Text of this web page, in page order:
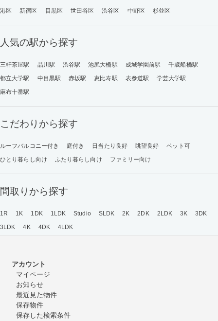
港区 新宿区 目黒区 世田谷区 渋谷区 中野区 杉並区
人気の駅から探す
三軒茶屋駅 品川駅 渋谷駅 池尻大橋駅 成城学園前駅
千歳船橋駅
都立大学駅
中目黒駅 赤坂駅 恵比寿駅 表参道駅
学芸大学駅
麻布十番駅
こだわりから探す
ルーフバルコニー付き 庭付き 日当たり良好 眺望良好
ペット可
ひとり暮らし向け
ふたり暮らし向け ファミリー向け
間取りから探す
1R 1K 1DK 1LDK Studio SLDK 2K 2DK 2LDK 3K
3DK
3LDK
4K 4DK 4LDK
アカウント
マイページ
お知らせ
最近見た物件
保存物件
保存した検索条件